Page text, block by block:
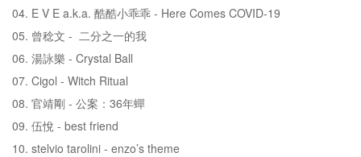
04. E V E a.k.a. 酷酷小乖乖 - Here Comes COVID-19
05. 曾稔文 - 二分之一的我
06. 湯詠樂 - Crystal Ball
07. Cigol - Witch Ritual
08. 官靖剛 - 公案：36年蟬
09. 伍悅 - best friend
10. stelvio tarolini - enzo’s theme